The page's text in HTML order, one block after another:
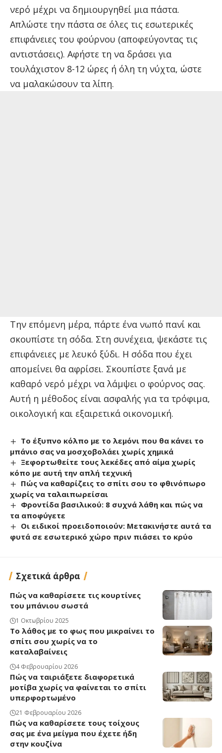
νερό μέχρι να δημιουργηθεί μια πάστα.
Απλώστε την πάστα σε όλες τις εσωτερικές
επιφάνειες του φούρνου (αποφεύγοντας τις
αντιστάσεις). Αφήστε τη να δράσει για
τουλάχιστον 8-12 ώρες ή όλη τη νύχτα, ώστε
να μαλακώσουν τα λίπη.
Την επόμενη μέρα, πάρτε ένα νωπό πανί και
σκουπίστε τη σόδα. Στη συνέχεια, ψεκάστε τις
επιφάνειες με λευκό ξύδι. Η σόδα που έχει
απομείνει θα αφρίσει. Σκουπίστε ξανά με
καθαρό νερό μέχρι να λάμψει ο φούρνος σας.
Αυτή η μέθοδος είναι ασφαλής για τα τρόφιμα,
οικολογική και εξαιρετικά οικονομική.
Το έξυπνο κόλπο με το λεμόνι που θα κάνει το
μπάνιο σας να μοσχοβολάει χωρίς χημικά
Ξεφορτωθείτε τους λεκέδες από αίμα χωρίς
κόπο με αυτή την απλή τεχνική
Πώς να καθαρίζεις το σπίτι σου το φθινόπωρο
χωρίς να ταλαιπωρείσαι
Φροντίδα βασιλικού: 8 συχνά λάθη και πώς να
τα αποφύγετε
Οι ειδικοί προειδοποιούν: Μετακινήστε αυτά τα
φυτά σε εσωτερικό χώρο πριν πιάσει το κρύο
Σχετικά άρθρα
Πώς να καθαρίσετε τις κουρτίνες
του μπάνιου σωστά
1 Οκτωβρίου 2025
Το λάθος με το φως που μικραίνει το
σπίτι σου χωρίς να το
καταλαβαίνεις
4 Φεβρουαρίου 2026
Πώς να ταιριάξετε διαφορετικά
μοτίβα χωρίς να φαίνεται το σπίτι
υπερφορτωμένο
21 Φεβρουαρίου 2026
Πώς να καθαρίσετε τους τοίχους
σας με ένα μείγμα που έχετε ήδη
στην κουζίνα